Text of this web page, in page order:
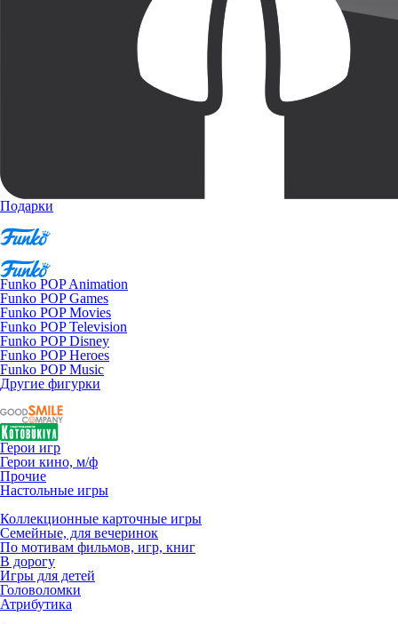
Подарки
Funko POP Animation
Funko POP Games
Funko POP Movies
Funko POP Television
Funko POP Disney
Funko POP Heroes
Funko POP Music
Другие фигурки
Герои игр
Герои кино, м/ф
Прочие
Настольные игры
Коллекционные карточные игры
Семейные, для вечеринок
По мотивам фильмов, игр, книг
В дорогу
Игры для детей
Головоломки
Атрибутика